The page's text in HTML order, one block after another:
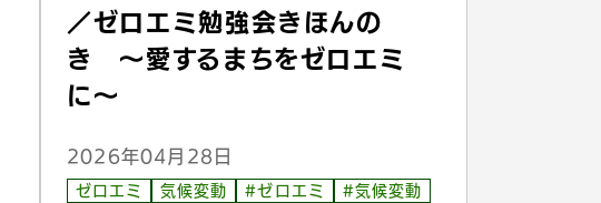
／ゼロエミ勉強会きほんの
き 〜愛するまちをゼロエミ
に〜
2026年04月28日
ゼロエミ 気候変動 #ゼロエミ #気候変動